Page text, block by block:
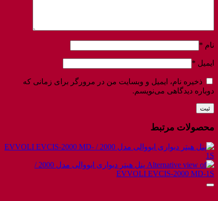
نام *
ایمیل *
ذخیره نام، ایمیل و وبسایت من در مرورگر برای زمانی که
دوباره دیدگاهی می‌نویسم.
محصولات مرتبط